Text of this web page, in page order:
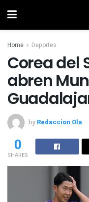
Home Deportes
Corea del
abren
by Redaccion Ola
0
SHARES